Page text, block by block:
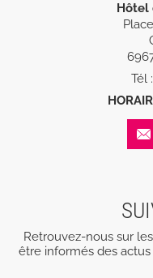
Hôtel
Tél
Retrouvez-nous sur
être informés des